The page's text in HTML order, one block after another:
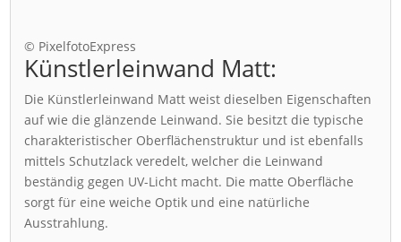
© PixelfotoExpress
Künstlerleinwand Matt:
Die Künstlerleinwand Matt weist dieselben Eigenschaften
auf wie die glänzende Leinwand. Sie besitzt die typische
charakteristischer Oberflächenstruktur und ist ebenfalls
mittels Schutzlack veredelt, welcher die Leinwand
beständig gegen UV-Licht macht. Die matte Oberfläche
sorgt für eine weiche Optik und eine natürliche
Ausstrahlung.